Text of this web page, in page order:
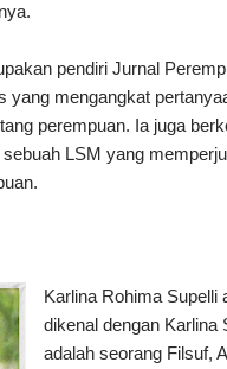
pendiri Jurnal
yang mengangkat
perempuan. Ia juga
LSM yang
Karlina Rohima Supelli
dikenal dengan Karlina
adalah seorang Filsuf,